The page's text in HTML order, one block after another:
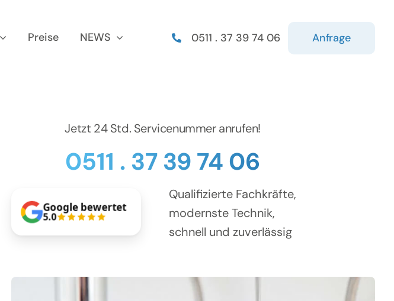
Preise NEWS 0511 . 37 39 74 06 Anfrage
Jetzt 24 Std. Servicenummer anrufen!
0511 . 37 39 74 06
Google bewertet
5.0
Qualifizierte Fachkräfte,
modernste Technik,
schnell und zuverlässig